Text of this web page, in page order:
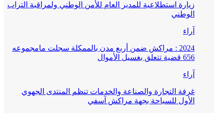
زيارة استطلاعية للمدير العام للأمن الوطني ولمراقبة التراب
الوطني
آراء
2024 : مراكش ضمن أربع مدن بالممكلة سجلت مامجموعه
656 قضية تتعلق بغسيل الأموال
آراء
غرفة التجارة والصناعة والخدمات تنظم المنتدى الجهوي
الأول للسياحة بجهة مراكش آسفي